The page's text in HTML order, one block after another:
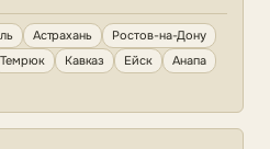
Астрахань
Ростов-на-Дону
Темрюк Кавказ Ейск
Анапа